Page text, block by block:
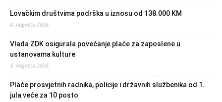
Lovačkim društvima podrška u iznosu od 138.000 KM
4. Augusta 2026.
Vlada ZDK osigurala povećanje plaće za zaposlene u
ustanovama kulture
4. Augusta 2026.
Plaće prosvjetnih radnika, policije i državnih službenika od 1.
jula veće za 10 posto